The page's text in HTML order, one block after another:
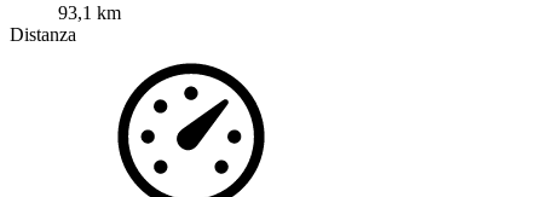
93,1 km
Distanza